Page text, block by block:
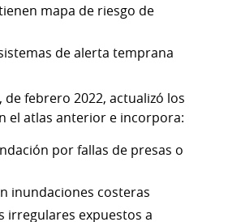
mapa de riesgo de
de alerta temprana
de febrero 2022, actualizó los
el atlas anterior e incorpora:
por fallas de presas o
inundaciones costeras
irregulares expuestos a